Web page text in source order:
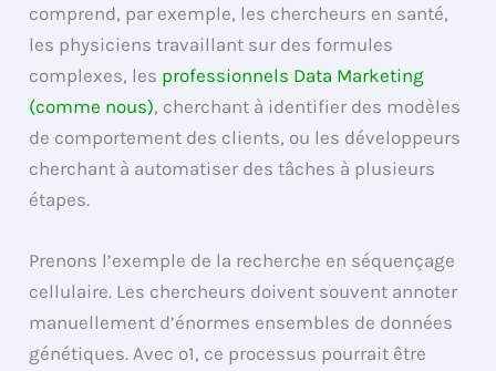
comprend, par exemple, les chercheurs en santé,
les physiciens travaillant sur des formules
complexes, les professionnels Data Marketing
(comme nous), cherchant à identifier des modèles
de comportement des clients, ou les développeurs
cherchant à automatiser des tâches à plusieurs
étapes.
Prenons l’exemple de la recherche en séquençage
cellulaire. Les chercheurs doivent souvent annoter
manuellement d’énormes ensembles de données
génétiques. Avec o1, ce processus pourrait être